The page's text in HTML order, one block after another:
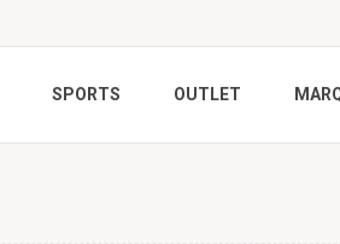
SPORTS OUTLET